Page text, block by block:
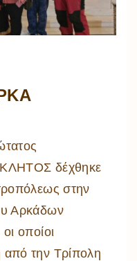
δέχθηκε
στην
Αρκάδων
οποίοι
από την Τρίπολη